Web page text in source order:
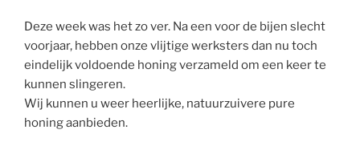
Deze week was het zo ver. Na een voor de bijen slecht
voorjaar, hebben onze vlijtige werksters dan nu toch
eindelijk voldoende honing verzameld om een keer te
kunnen slingeren.
Wij kunnen u weer heerlijke, natuurzuivere pure
honing aanbieden.